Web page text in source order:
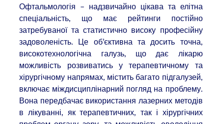
Офтальмологія – надзвичайно цікава та елітна
спеціальність, що має рейтинги постійно
затребуваної та статистично високу професійну
задоволеність. Це об’єктивна та досить точна,
високотехнологічна галузь, що дає лікарю
можливість розвиватись у терапевтичному та
хірургічному напрямах, містить багато підгалузей,
включає міждисциплінарний погляд на проблему.
Вона передбачає використання лазерних методів
в лікуванні, як терапевтичних, так і хірургічних